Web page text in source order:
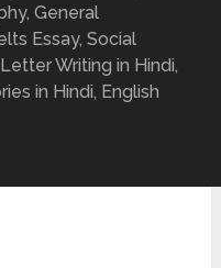
General
Essay, Social
Writing in Hindi,
in Hindi, English